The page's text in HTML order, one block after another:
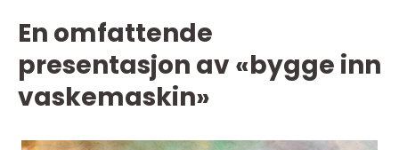
En omfattende
presentasjon av «bygge inn
vaskemaskin»